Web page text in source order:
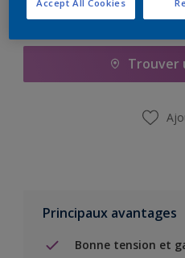
Ajouter à la
Trouver
Principaux avantages
Bonne tension et
Accept All Cookies